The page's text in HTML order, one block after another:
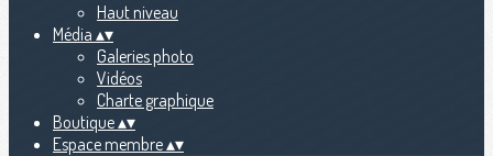
Haut niveau
Média ▴▾
Galeries photo
Vidéos
Charte graphique
Boutique▴▾
Espace membre▴▾